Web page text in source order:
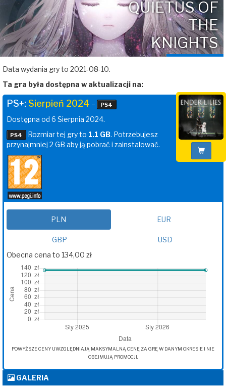
QUIETUS OF
THE
KNIGHTS
Data wydania gry to 2021-08-10.
Ta gra była dostępna w aktualizacji na:
PS+: Sierpień 2024 – PS4
Dostępna od 6 Sierpnia 2024.
PS4 Rozmiar tej gry to 1.1 GB. Potrzebujesz
przynajmniej 2 GB aby ją pobrać i zainstalować.
PLN EUR
GBP
USD
Obecna cena to 134,00 zł
POWYŻSZE CENY UWZGLĘDNIAJĄ MAKSYMALNĄ CENĘ ZA GRĘ W DANYM OKRESIE I NIE
OBEJMUJĄ PROMOCJI.
GALERIA